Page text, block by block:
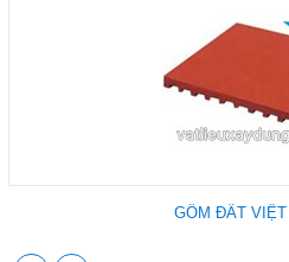
GỐM ĐẤT